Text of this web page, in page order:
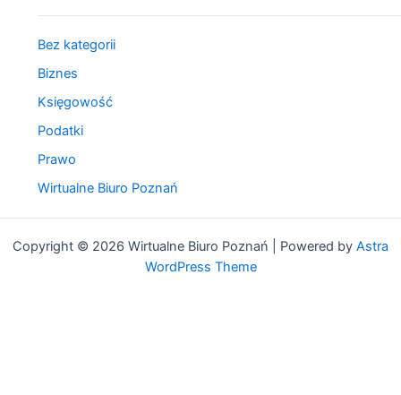
Bez kategorii
Biznes
Księgowość
Podatki
Prawo
Wirtualne Biuro Poznań
–
Atak
Europejskiej
na
Bitcoina
czy
jest
skąd
Copyright © 2026 Wirtualne Biuro Poznań | Powered by Astra
WordPress Theme